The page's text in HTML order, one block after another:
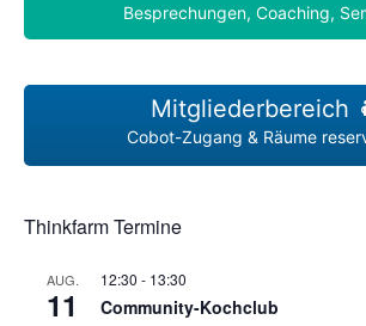
Besprechungen, Coaching,
Mitgliederbereich
Cobot-Zugang & Räume
Thinkfarm Termine
AUG.
11
12:30 - 13:30
Community-Kochclub